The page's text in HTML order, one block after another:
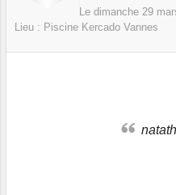
Le dimanche 29
Lieu : Piscine Kercado Vannes